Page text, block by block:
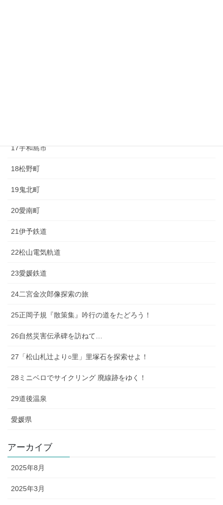
17宇和島市
18松野町
19鬼北町
20愛南町
21伊予鉄道
22松山電気軌道
23愛媛鉄道
24二宮金次郎像探索の旅
25正岡子規『散策集』吟行の道をたどろう！
26自然災害伝承碑を訪ねて…
27「松山札辻より○里」里塚石を探索せよ！
28ミニベロでサイクリング 廃線跡をゆく！
29道後温泉
愛媛県
アーカイブ
2025年8月
2025年3月